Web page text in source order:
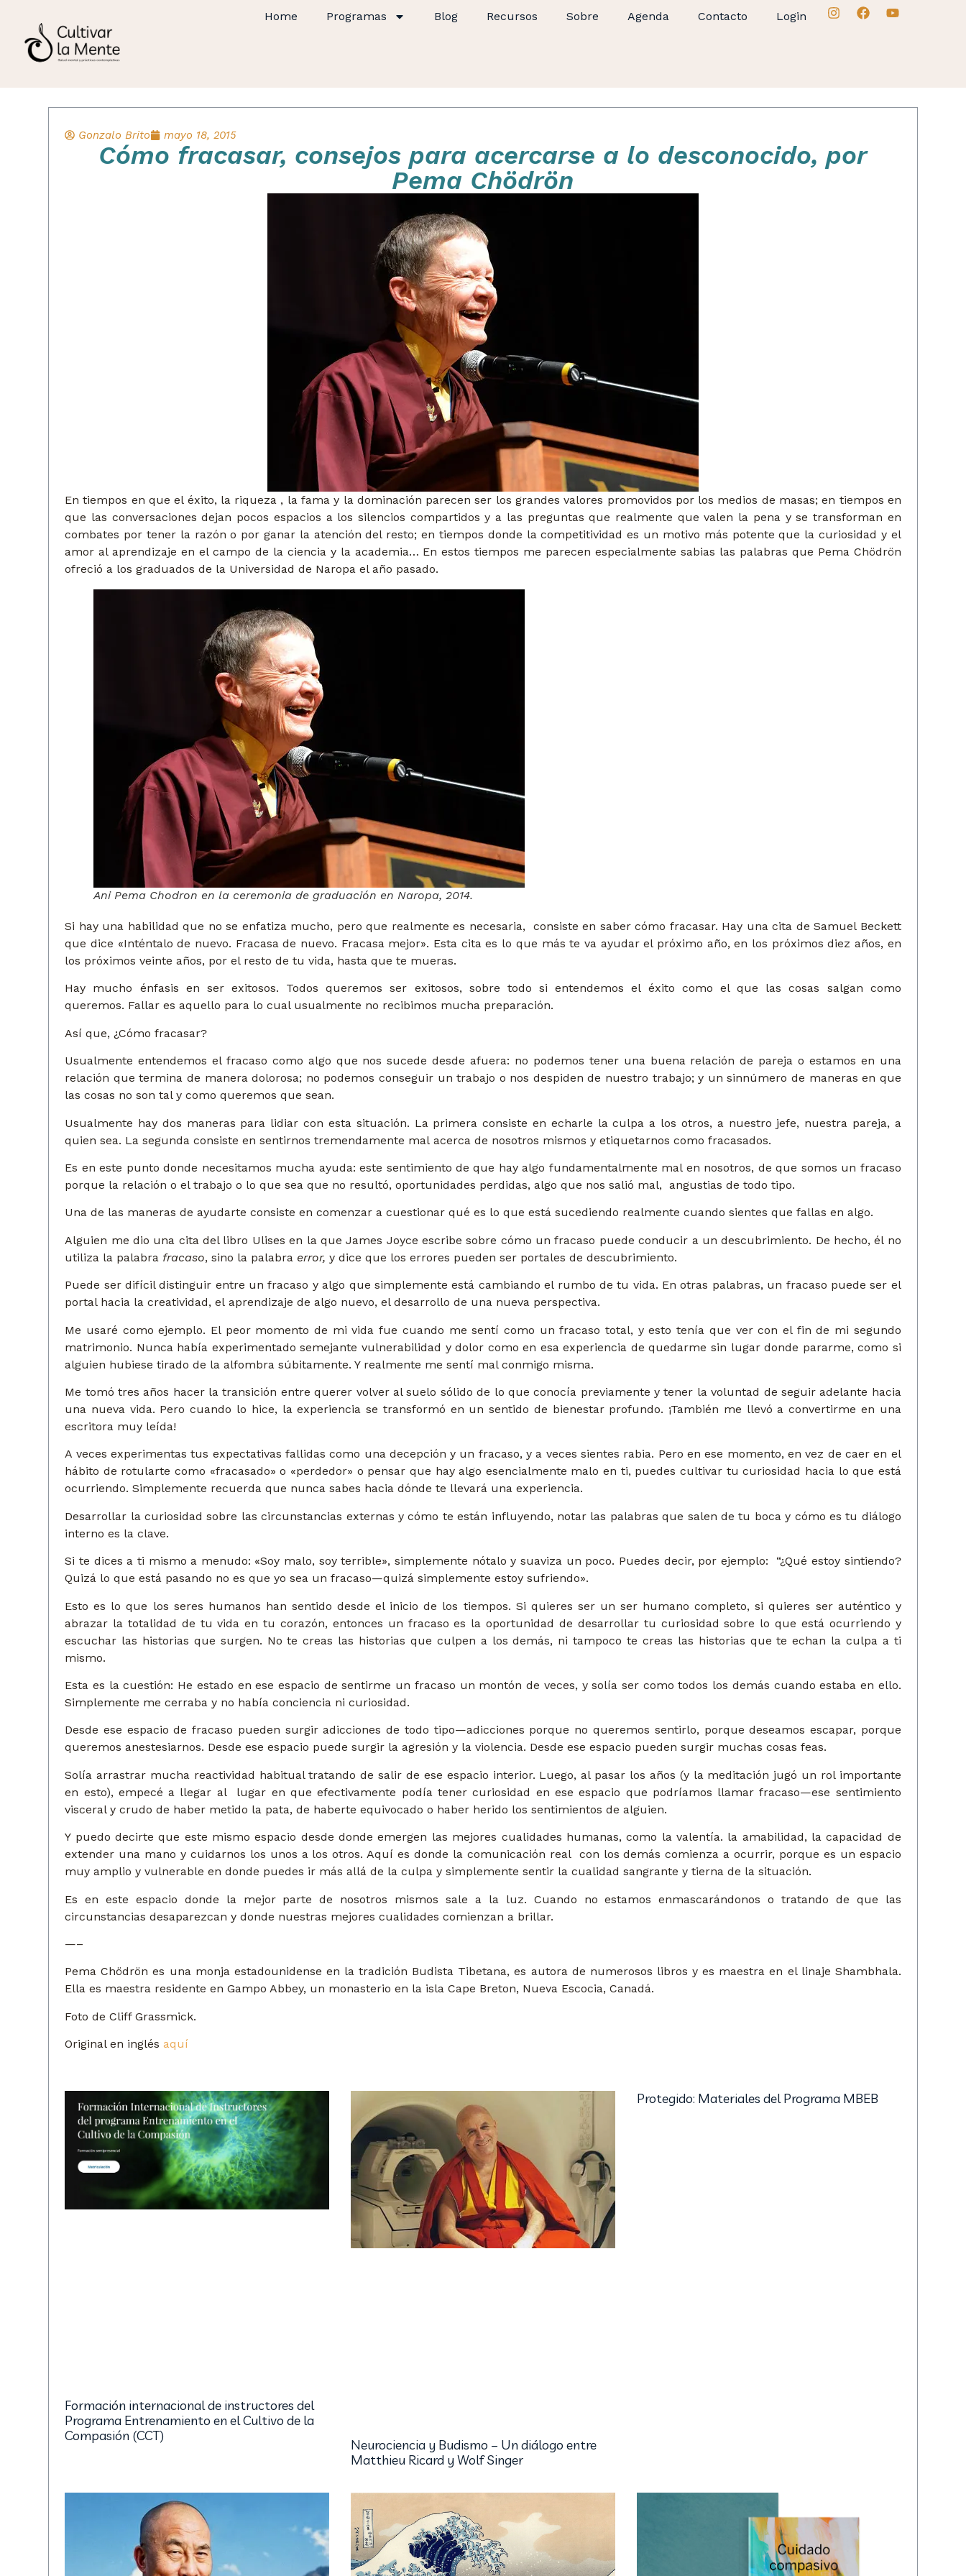
Home Programas Blog Recursos Sobre Agenda Contacto Login
Gonzalo Brito mayo 18, 2015
Cómo fracasar, consejos para acercarse a lo desconocido, por
Pema Chödrön
En tiempos en que el éxito, la riqueza , la fama y la dominación parecen ser los grandes valores promovidos por los medios de masas; en tiempos en
que las conversaciones dejan pocos espacios a los silencios compartidos y a las preguntas que realmente que valen la pena y se transforman en
combates por tener la razón o por ganar la atención del resto; en tiempos donde la competitividad es un motivo más potente que la curiosidad y el
amor al aprendizaje en el campo de la ciencia y la academia… En estos tiempos me parecen especialmente sabias las palabras que Pema Chödrön
ofreció a los graduados de la Universidad de Naropa el año pasado.
Ani Pema Chodron en la ceremonia de graduación en Naropa, 2014.
Si hay una habilidad que no se enfatiza mucho, pero que realmente es necesaria, consiste en saber cómo fracasar. Hay una cita de Samuel Beckett
que dice «Inténtalo de nuevo. Fracasa de nuevo. Fracasa mejor». Esta cita es lo que más te va ayudar el próximo año, en los próximos diez años, en
los próximos veinte años, por el resto de tu vida, hasta que te mueras.
Hay mucho énfasis en ser exitosos. Todos queremos ser exitosos, sobre todo si entendemos el éxito como el que las cosas salgan como
queremos. Fallar es aquello para lo cual usualmente no recibimos mucha preparación.
Así que, ¿Cómo fracasar?
Usualmente entendemos el fracaso como algo que nos sucede desde afuera: no podemos tener una buena relación de pareja o estamos en una
relación que termina de manera dolorosa; no podemos conseguir un trabajo o nos despiden de nuestro trabajo; y un sinnúmero de maneras en que
las cosas no son tal y como queremos que sean.
Usualmente hay dos maneras para lidiar con esta situación. La primera consiste en echarle la culpa a los otros, a nuestro jefe, nuestra pareja, a
quien sea. La segunda consiste en sentirnos tremendamente mal acerca de nosotros mismos y etiquetarnos como fracasados.
Es en este punto donde necesitamos mucha ayuda: este sentimiento de que hay algo fundamentalmente mal en nosotros, de que somos un fracaso
porque la relación o el trabajo o lo que sea que no resultó, oportunidades perdidas, algo que nos salió mal, angustias de todo tipo.
Una de las maneras de ayudarte consiste en comenzar a cuestionar qué es lo que está sucediendo realmente cuando sientes que fallas en algo.
Alguien me dio una cita del libro Ulises en la que James Joyce escribe sobre cómo un fracaso puede conducir a un descubrimiento. De hecho, él no
utiliza la palabra fracaso, sino la palabra error, y dice que los errores pueden ser portales de descubrimiento.
Puede ser difícil distinguir entre un fracaso y algo que simplemente está cambiando el rumbo de tu vida. En otras palabras, un fracaso puede ser el
portal hacia la creatividad, el aprendizaje de algo nuevo, el desarrollo de una nueva perspectiva.
Me usaré como ejemplo. El peor momento de mi vida fue cuando me sentí como un fracaso total, y esto tenía que ver con el fin de mi segundo
matrimonio. Nunca había experimentado semejante vulnerabilidad y dolor como en esa experiencia de quedarme sin lugar donde pararme, como si
alguien hubiese tirado de la alfombra súbitamente. Y realmente me sentí mal conmigo misma.
Me tomó tres años hacer la transición entre querer volver al suelo sólido de lo que conocía previamente y tener la voluntad de seguir adelante hacia
una nueva vida. Pero cuando lo hice, la experiencia se transformó en un sentido de bienestar profundo. ¡También me llevó a convertirme en una
escritora muy leída!
A veces experimentas tus expectativas fallidas como una decepción y un fracaso, y a veces sientes rabia. Pero en ese momento, en vez de caer en el
hábito de rotularte como «fracasado» o «perdedor» o pensar que hay algo esencialmente malo en ti, puedes cultivar tu curiosidad hacia lo que está
ocurriendo. Simplemente recuerda que nunca sabes hacia dónde te llevará una experiencia.
Desarrollar la curiosidad sobre las circunstancias externas y cómo te están influyendo, notar las palabras que salen de tu boca y cómo es tu diálogo
interno es la clave.
Si te dices a ti mismo a menudo: «Soy malo, soy terrible», simplemente nótalo y suaviza un poco. Puedes decir, por ejemplo: “¿Qué estoy sintiendo?
Quizá lo que está pasando no es que yo sea un fracaso—quizá simplemente estoy sufriendo».
Esto es lo que los seres humanos han sentido desde el inicio de los tiempos. Si quieres ser un ser humano completo, si quieres ser auténtico y
abrazar la totalidad de tu vida en tu corazón, entonces un fracaso es la oportunidad de desarrollar tu curiosidad sobre lo que está ocurriendo y
escuchar las historias que surgen. No te creas las historias que culpen a los demás, ni tampoco te creas las historias que te echan la culpa a ti
mismo.
Esta es la cuestión: He estado en ese espacio de sentirme un fracaso un montón de veces, y solía ser como todos los demás cuando estaba en ello.
Simplemente me cerraba y no había conciencia ni curiosidad.
Desde ese espacio de fracaso pueden surgir adicciones de todo tipo—adicciones porque no queremos sentirlo, porque deseamos escapar, porque
queremos anestesiarnos. Desde ese espacio puede surgir la agresión y la violencia. Desde ese espacio pueden surgir muchas cosas feas.
Solía arrastrar mucha reactividad habitual tratando de salir de ese espacio interior. Luego, al pasar los años (y la meditación jugó un rol importante
en esto), empecé a llegar al lugar en que efectivamente podía tener curiosidad en ese espacio que podríamos llamar fracaso—ese sentimiento
visceral y crudo de haber metido la pata, de haberte equivocado o haber herido los sentimientos de alguien.
Y puedo decirte que este mismo espacio desde donde emergen las mejores cualidades humanas, como la valentía. la amabilidad, la capacidad de
extender una mano y cuidarnos los unos a los otros. Aquí es donde la comunicación real con los demás comienza a ocurrir, porque es un espacio
muy amplio y vulnerable en donde puedes ir más allá de la culpa y simplemente sentir la cualidad sangrante y tierna de la situación.
Es en este espacio donde la mejor parte de nosotros mismos sale a la luz. Cuando no estamos enmascarándonos o tratando de que las
circunstancias desaparezcan y donde nuestras mejores cualidades comienzan a brillar.
—–
Pema Chödrön es una monja estadounidense en la tradición Budista Tibetana, es autora de numerosos libros y es maestra en el linaje Shambhala.
Ella es maestra residente en Gampo Abbey, un monasterio en la isla Cape Breton, Nueva Escocia, Canadá.
Foto de Cliff Grassmick.
Original en inglésaquí
Formación internacional de instructores del
Programa Entrenamiento en el Cultivo de la
Compasión (CCT)
Neurociencia y Budismo – Un diálogo entre
Matthieu Ricard y Wolf Singer
Protegido: Materiales del Programa MBEB